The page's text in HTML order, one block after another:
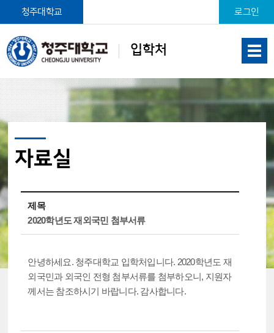
입학처
청주대학교 로그인
자료실
제목
2020학년도 재외국민 첨부서류
안녕하세요. 청주대학교 입학처입니다. 2020학년도 재
외국민과 외국인 전형 첨부서류를 첨부하오니, 지원자
께서는 참조하시기 바랍니다. 감사합니다.